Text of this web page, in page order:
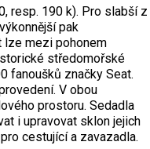
resp. 190 k). Pro slabší z
pak
lze mezi pohonem
středomořské
fanoušků značky Seat.
V obou
prostoru. Sedadla
i upravovat sklon jejich
cestující a zavazadla.